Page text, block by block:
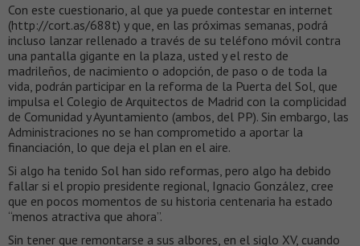
Con este cuestionario, al que ya puede contestar en internet
(http://cort.as/688t) y que, en las próximas semanas, podrá
incluso lanzar rellenado a través de su teléfono móvil contra
una pantalla gigante en la plaza, usted y el resto de
madrileños, de nacimiento o adopción, de paso o de toda la
vida, podrán participar en la reforma de la Puerta del Sol, que
impulsa el Colegio de Arquitectos de Madrid con la complicidad
de Comunidad y Ayuntamiento (ambos, del PP). Sin embargo, las
Administraciones no se han comprometido a aportar la
financiación, lo que deja el plan en el aire.
Si algo ha tenido Sol han sido reformas, pero algo ha debido
fallar si el propio presidente regional, Ignacio González, cree
que en pocos momentos de su historia centenaria ha estado
“menos atractiva que ahora”.
Sin tener que remontarse a sus albores, en el siglo XV, cuando